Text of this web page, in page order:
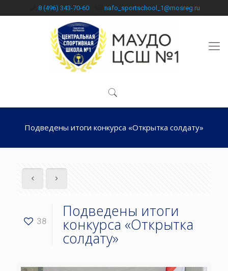
8 (496) 343-70-60 nafo_sportschool_1@mosreg.ru
Подведены итоги конкурса «Открытка солдату»
38
Подведены итоги
конкурса «Открытка
солдату»